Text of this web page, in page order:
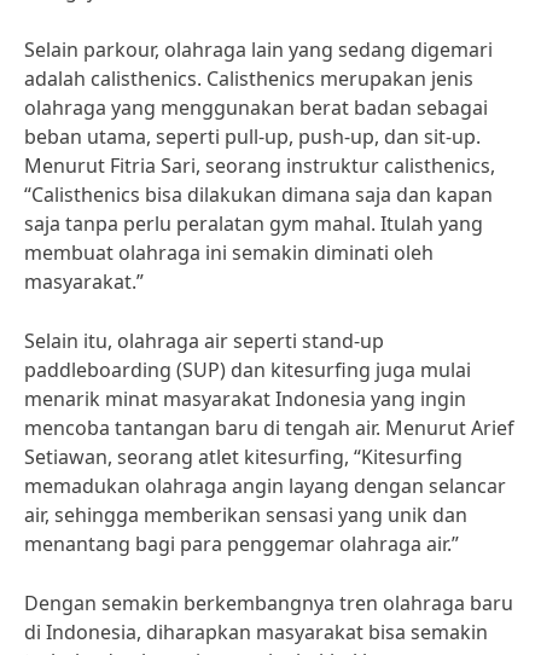
Selain parkour, olahraga lain yang sedang digemari
adalah calisthenics. Calisthenics merupakan jenis
olahraga yang menggunakan berat badan sebagai
beban utama, seperti pull-up, push-up, dan sit-up.
Menurut Fitria Sari, seorang instruktur calisthenics,
“Calisthenics bisa dilakukan dimana saja dan kapan
saja tanpa perlu peralatan gym mahal. Itulah yang
membuat olahraga ini semakin diminati oleh
masyarakat.”
Selain itu, olahraga air seperti stand-up
paddleboarding (SUP) dan kitesurfing juga mulai
menarik minat masyarakat Indonesia yang ingin
mencoba tantangan baru di tengah air. Menurut Arief
Setiawan, seorang atlet kitesurfing, “Kitesurfing
memadukan olahraga angin layang dengan selancar
air, sehingga memberikan sensasi yang unik dan
menantang bagi para penggemar olahraga air.”
Dengan semakin berkembangnya tren olahraga baru
di Indonesia, diharapkan masyarakat bisa semakin